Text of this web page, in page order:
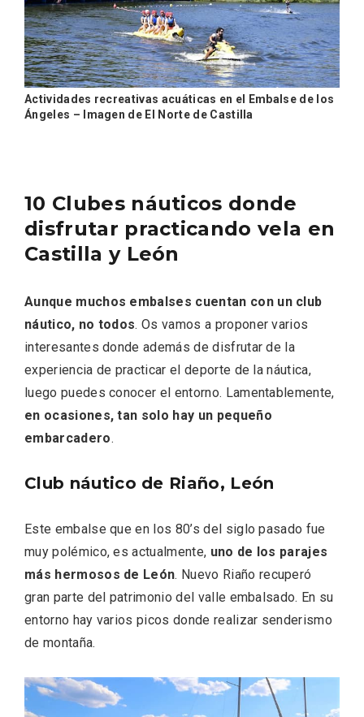
Actividades recreativas acuáticas en el Embalse de los
Ángeles – Imagen de El Norte de Castilla
10 Clubes náuticos donde
disfrutar practicando vela en
Castilla y León
Aunque muchos embalses cuentan con un club
náutico, no todos. Os vamos a proponer varios
interesantes donde además de disfrutar de la
experiencia de practicar el deporte de la náutica,
luego puedes conocer el entorno. Lamentablemente,
en ocasiones, tan solo hay un pequeño
embarcadero.
Club náutico de Riaño, León
Este embalse que en los 80’s del siglo pasado fue
muy polémico, es actualmente, uno de los parajes
más hermosos de León. Nuevo Riaño recuperó
gran parte del patrimonio del valle embalsado. En su
entorno hay varios picos donde realizar senderismo
de montaña.
El Cronicón de Oña sale a la calle
Conciertos gratuitos del coro Wetherby
Preparatory School en Ávila y Salamanca